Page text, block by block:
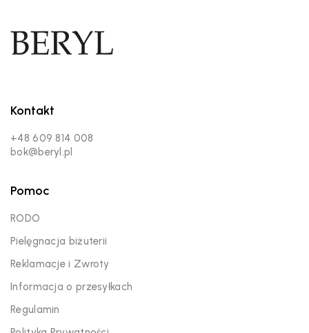
Kontakt
+48 609 814 008
bok@beryl.pl
Pomoc
RODO
Pielęgnacja biżuterii
Reklamacje i Zwroty
Informacja o przesyłkach
Regulamin